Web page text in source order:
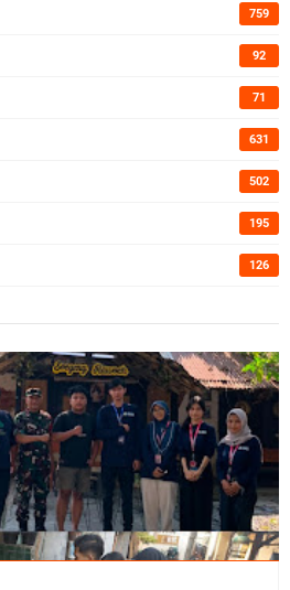
759
92
71
631
502
195
126